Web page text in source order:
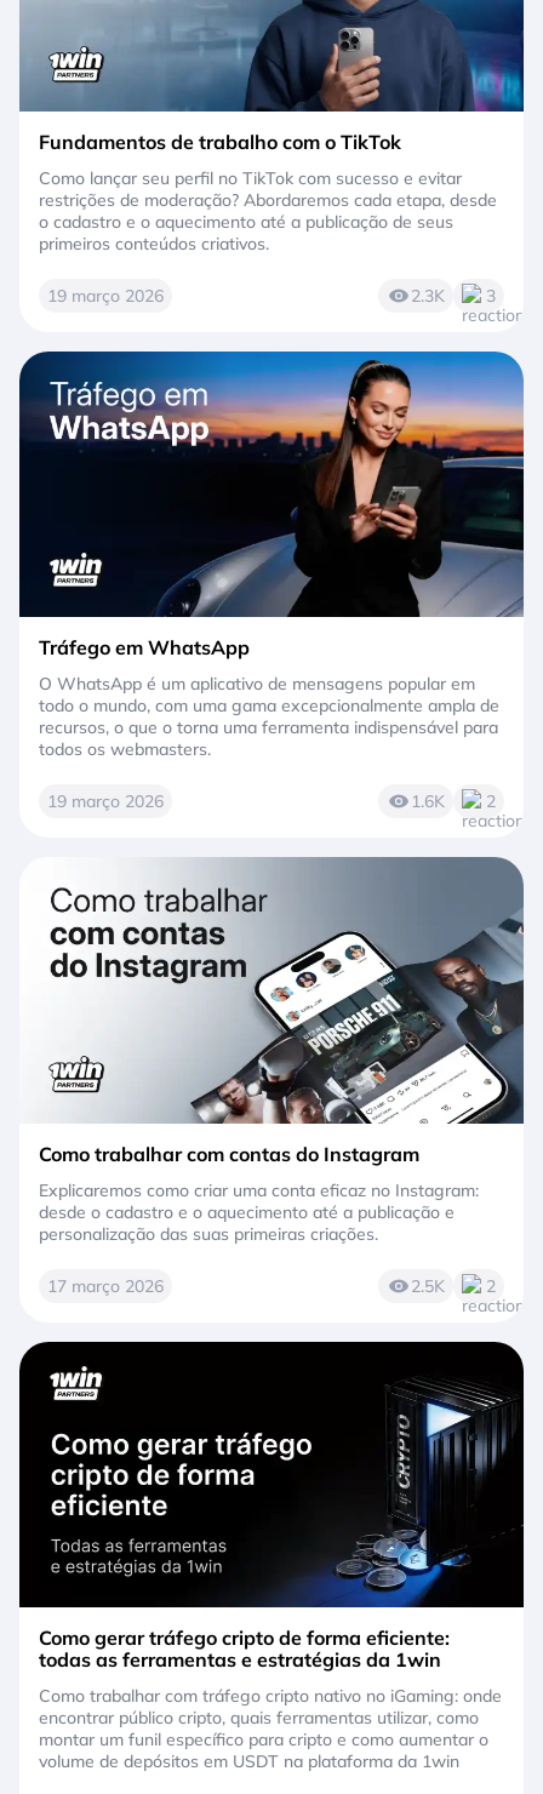
Fundamentos de trabalho com o TikTok
Como lançar seu perfil no TikTok com sucesso e evitar
restrições de moderação? Abordaremos cada etapa, desde
o cadastro e o aquecimento até a publicação de seus
primeiros conteúdos criativos.
19 março 2026 2.3K 3
Tráfego em WhatsApp
O WhatsApp é um aplicativo de mensagens popular em
todo o mundo, com uma gama excepcionalmente ampla de
recursos, o que o torna uma ferramenta indispensável para
todos os webmasters.
19 março 2026 1.6K 2
Como trabalhar com contas do Instagram
Explicaremos como criar uma conta eficaz no Instagram:
desde o cadastro e o aquecimento até a publicação e
personalização das suas primeiras criações.
17 março 2026 2.5K 2
Como gerar tráfego cripto de forma eficiente:
todas as ferramentas e estratégias da 1win
Como trabalhar com tráfego cripto nativo no iGaming: onde
encontrar público cripto, quais ferramentas utilizar, como
montar um funil específico para cripto e como aumentar o
volume de depósitos em USDT na plataforma da 1win